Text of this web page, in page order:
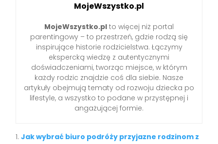
MojeWszystko.pl
MojeWszystko.pl to więcej niż portal
parentingowy – to przestrzeń, gdzie rodzą się
inspirujące historie rodzicielstwa. Łączymy
ekspercką wiedzę z autentycznymi
doświadczeniami, tworząc miejsce, w którym
każdy rodzic znajdzie coś dla siebie. Nasze
artykuły obejmują tematy od rozwoju dziecka po
lifestyle, a wszystko to podane w przystępnej i
angażującej formie.
Jak wybrać biuro podróży przyjazne rodzinom z